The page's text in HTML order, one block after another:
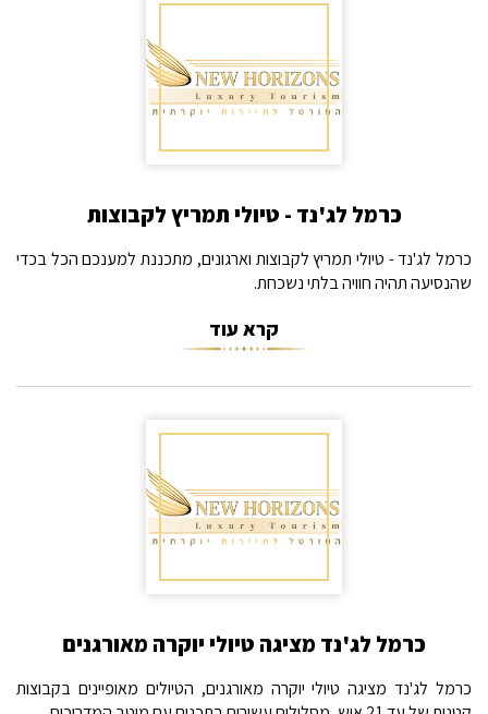
כרמל לג'נד - טיולי תמריץ לקבוצות
כרמל לג'נד - טיולי תמריץ לקבוצות וארגונים, מתכננת למענכם הכל בכדי
שהנסיעה תהיה חוויה בלתי נשכחת.
קרא עוד
כרמל לג'נד מציגה טיולי יוקרה מאורגנים
כרמל לג'נד מציגה טיולי יוקרה מאורגנים, הטיולים מאופיינים בקבוצות